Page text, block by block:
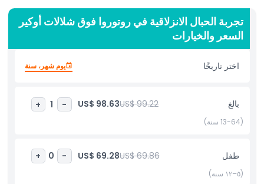
تُبرز التجربة أيضًا النظام البيئي الفريد في روتوروا، حيث يشارك
المرشدون الخبراء رؤى رائعة عن النباتات المحلية والحيوانات وجهود
الحفظ. انزلق فوق شلالات متلألئة ومجاري مائية نقية بينما تغمر نفسك في
البيئة النابضة بالحياة. سواء كنت تزور مع العائلة أو الأصدقاء أو بمفردك،
استثنائية لصنع ذكريات دائمة. إنها ليست مجرد رحلة حبال انزلاقية؛ إنها
أبرز المعالم
المتضمنات
تجربة الحبال الانزلاقية في روتوروا فوق شلالات أوكير
السعر والخيارات
اختر تاريخًا يوم شهر، سنة
بالغ US$ 99.22
US$ 98.63
-
1
+
(13-64 سنة)
طفل US$ 69.86
US$ 69.28
-
0
+
(٥–١٢ سنة)